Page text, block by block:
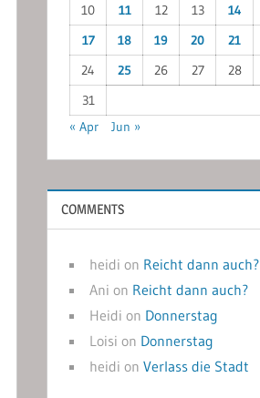
10
11 12 13 14
17
18 19 20 21
24
25 26 27 28
31
« Apr
Jun »
COMMENTS
heidi on Reicht dann auch?
Ani on Reicht dann auch?
Heidi on Donnerstag
Loisi on Donnerstag
heidi onVerlass die Stadt